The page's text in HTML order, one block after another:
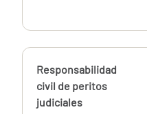
Calcúlalo ahora
Responsabilidad
civil de peritos
judiciales